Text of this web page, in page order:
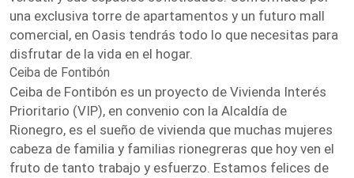
una exclusiva torre de apartamentos y un futuro mall
comercial, en Oasis tendrás todo lo que necesitas para
disfrutar de la vida en el hogar.
Ceiba de Fontibón
Ceiba de Fontibón es un proyecto de Vivienda Interés
Prioritario (VIP), en convenio con la Alcaldía de
Rionegro, es el sueño de vivienda que muchas mujeres
cabeza de familia y familias rionegreras que hoy ven el
fruto de tanto trabajo y esfuerzo. Estamos felices de